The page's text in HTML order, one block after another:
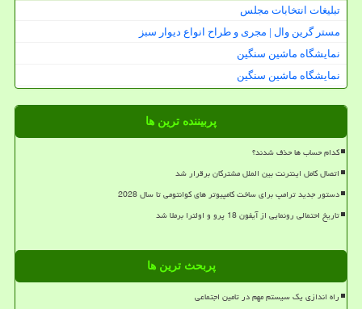
تبلیغات انتخابات مجلس
مستر گرین وال | مجری و طراح انواع دیوار سبز
نمایشگاه ماشین سنگین
نمایشگاه ماشین سنگین
پربیننده ترین ها
کدام حساب ها حذف شدند؟
اتصال کامل اینترنت بین الملل مشترکان برقرار شد
دستور جدید ترامپ برای ساخت کامپیوتر های کوانتومی تا سال 2028
تاریخ احتمالی رونمایی از آیفون 18 پرو و اولترا برملا شد
پربحث ترین ها
راه اندازی یک سیستم مهم در تامین اجتماعی